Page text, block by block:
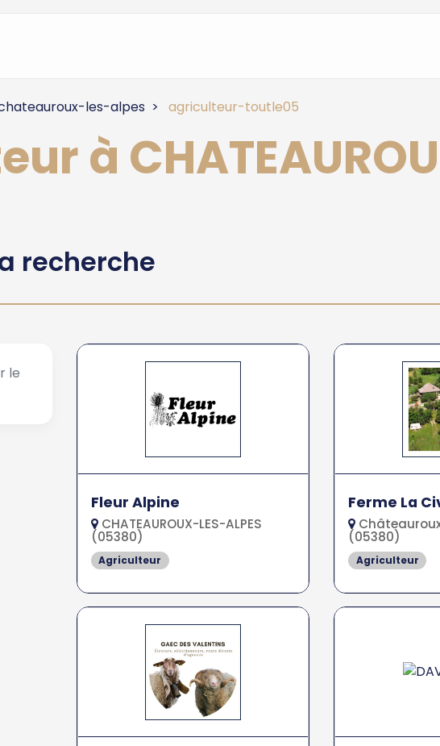
les-alpes agriculteur-toutle05
à
recherche
le
Fleur Alpine
CHATEAUROUX-LES-ALPES
(05380)
Agriculteur
Ferme La
(05380)
Agriculteur